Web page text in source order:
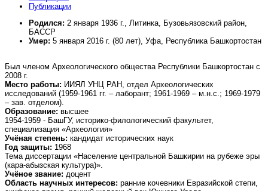
Публикации
Родился: 2 января 1936 г., Литинка, Бузовьязовский район,
БАССР
Умер: 5 января 2016 г. (80 лет), Уфа, Республика Башкортостан
Был членом Археологического общества Республики Башкортостан с
2008 г.
Место работы: ИИЯЛ УНЦ РАН, отдел Археологических
исследований (1959-1961 гг. – лаборант; 1961-1969 – м.н.с.; 1969-1979
– зав. отделом).
Образование: высшее
1954-1959 - БашГУ, историко-филологический факультет,
специализация «Археология»
Учёная степень: кандидат исторических наук
Год защиты: 1968
Тема диссертации «Население центральной Башкирии на рубеже эры
(кара-абызская культура)».
Учёное звание: доцент
Область научных интересов: ранние кочевники Евразийской степи,